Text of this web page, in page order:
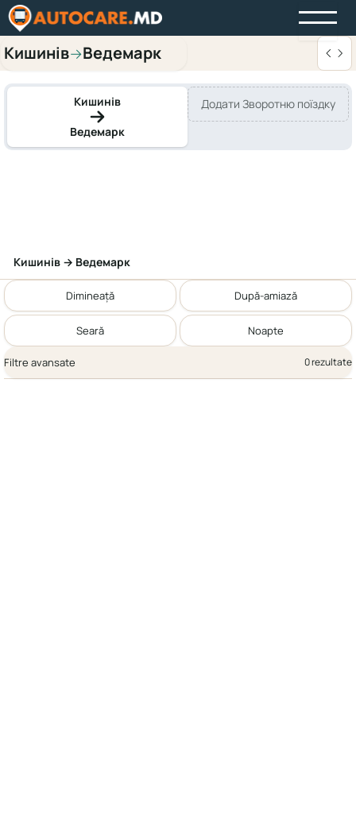
Кишинів→Ведемарк
Кишинів
Ведемарк
Додати Зворотню поїздку
Кишинів → Ведемарк
Dimineață După-amiază
Seară Noapte
Filtre avansate 0 rezultate